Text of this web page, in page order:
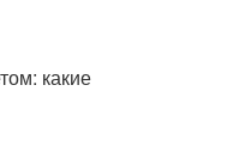
какие